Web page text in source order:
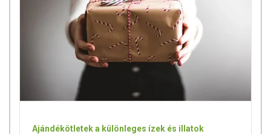
Ajándékötletek a különleges ízek és illatok